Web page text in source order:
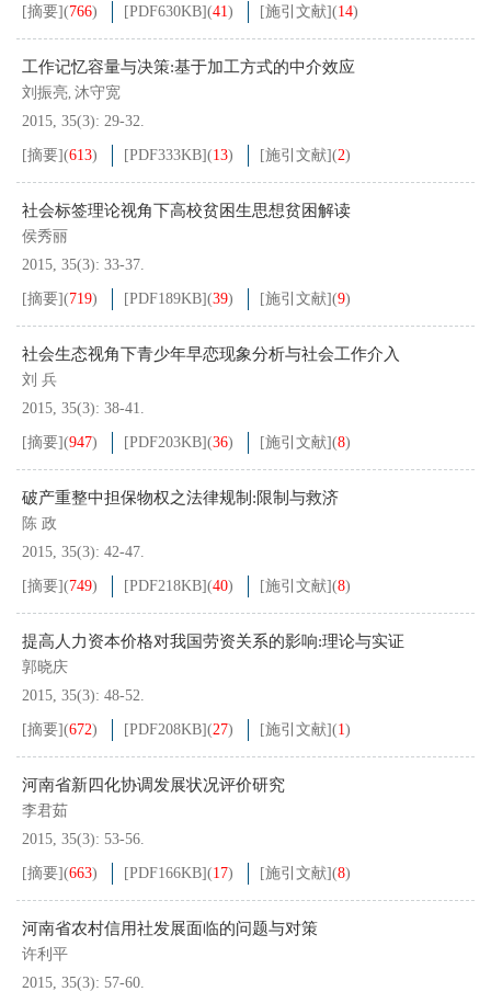
[摘要](766) [PDF630KB](41) [施引文献](14)
工作记忆容量与决策:基于加工方式的中介效应
刘振亮, 沐守宽
2015, 35(3): 29-32.
[摘要](613) [PDF333KB](13) [施引文献](2)
社会标签理论视角下高校贫困生思想贫困解读
侯秀丽
2015, 35(3): 33-37.
[摘要](719) [PDF189KB](39) [施引文献](9)
社会生态视角下青少年早恋现象分析与社会工作介入
刘 兵
2015, 35(3): 38-41.
[摘要](947) [PDF203KB](36) [施引文献](8)
破产重整中担保物权之法律规制:限制与救济
陈 政
2015, 35(3): 42-47.
[摘要](749) [PDF218KB](40) [施引文献](8)
提高人力资本价格对我国劳资关系的影响:理论与实证
郭晓庆
2015, 35(3): 48-52.
[摘要](672) [PDF208KB](27) [施引文献](1)
河南省新四化协调发展状况评价研究
李君茹
2015, 35(3): 53-56.
[摘要](663) [PDF166KB](17) [施引文献](8)
河南省农村信用社发展面临的问题与对策
许利平
2015, 35(3): 57-60.